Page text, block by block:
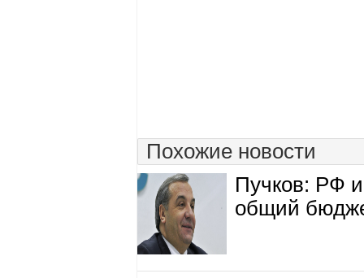
Похожие новости
Пучков: РФ
общий